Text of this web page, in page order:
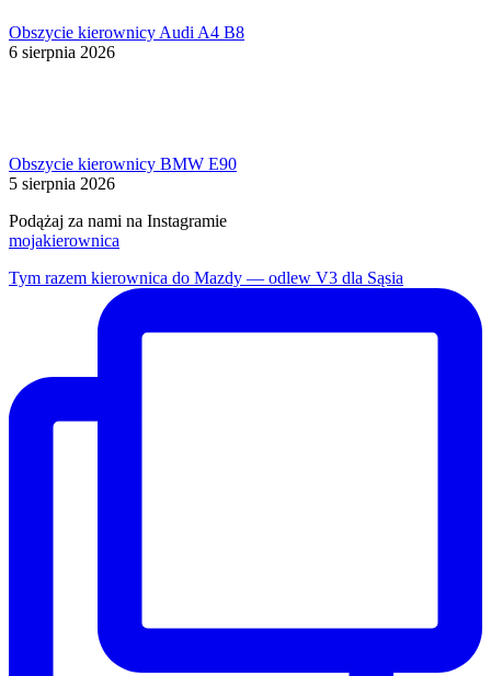
Obszycie kierownicy Audi A4 B8
6 sierpnia 2026
Obszycie kierownicy BMW E90
5 sierpnia 2026
Podążaj za nami na Instagramie
mojakierownica
Tym razem kierownica do Mazdy — odlew V3 dla Sąsia